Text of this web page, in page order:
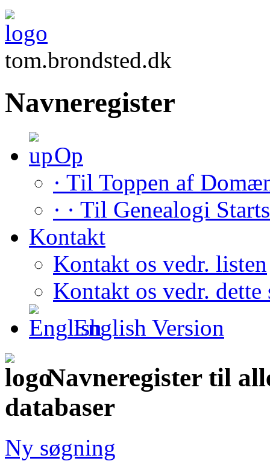
tom.brondsted.dk
Navneregister
Op
· Til Toppen af
· · Til Genealogi
Kontakt
Kontakt os vedr. listen
Kontakt os vedr. dette
English Version
Navneregister til
databaser
Ny søgning